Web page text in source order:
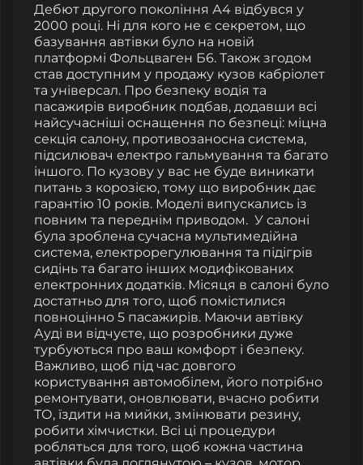
Дебют другого покоління А4 відбувся у
2000 році. Ні для кого не є секретом, що
базування автівки було на новій
платформі Фольцваген Б6. Також згодом
став доступним у продажу кузов кабріолет
та універсал. Про безпеку водія та
пасажирів виробник подбав, додавши всі
найсучасніші оснащення по безпеці: міцна
секція салону, противозаносна система,
підсилювач електро гальмування та багато
іншого. По кузову у вас не буде виникати
питань з корозією, тому що виробник дає
гарантію 10 років. Моделі випускались із
повним та переднім приводом. У салоні
була зроблена сучасна мультимедійна
система, електрорегулювання та підігрів
сидінь та багато інших модифікованих
електронних додатків. Місяця в салоні було
достатньо для того, щоб помістилися
повноцінно 5 пасажирів. Маючи автівку
Ауді ви відчуєте, що розробники дуже
турбуються про ваш комфорт і безпеку.
Важливо, щоб під час довгого
користування автомобілем, його потрібно
ремонтувати, оновлювати, вчасно робити
ТО, їздити на мийки, змінювати резину,
робити хімчистки. Всі ці процедури
робляться для того, щоб кожна частина